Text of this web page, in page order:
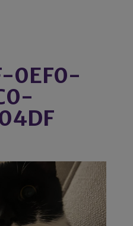
0EF0-